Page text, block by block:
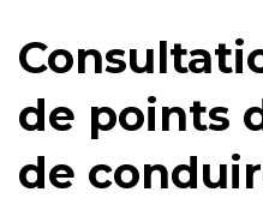
de points
de